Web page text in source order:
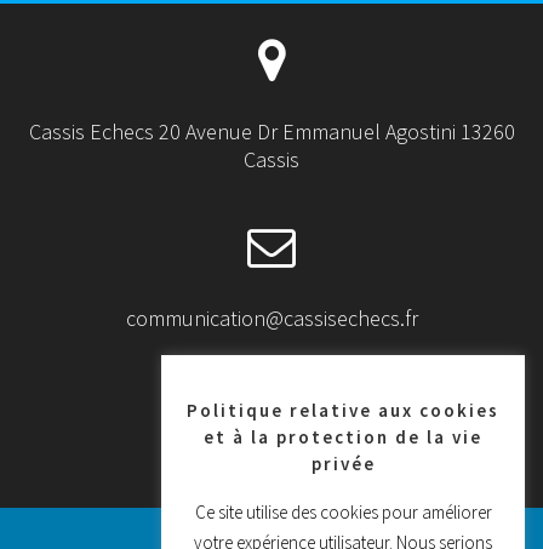
Cassis Echecs 20 Avenue Dr Emmanuel Agostini 13260
Cassis
communication@cassisechecs.fr
+33 6 37 60 22 53
Politique relative aux cookies
et à la protection de la vie
privée
Ce site utilise des cookies pour améliorer
votre expérience utilisateur. Nous serions